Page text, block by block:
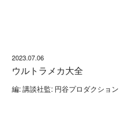
2023.07.06
ウルトラメカ大全
編: 講談社監: 円谷プロダクション